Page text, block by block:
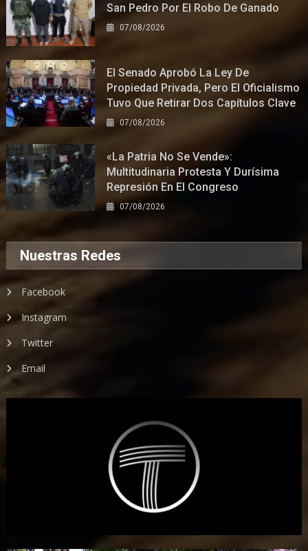
San Pedro Por El Robo De Ganado
07/08/2026
El Senado Aprobó La Ley De
Propiedad Privada, Pero El Oficialismo
Tuvo Que Retirar Dos Capítulos Clave
07/08/2026
«La Patria No Se Vende»:
Multitudinaria Protesta Y Durísima
Represión En El Congreso
07/08/2026
Nuestras Redes
Facebook
Instagram
Twitter
Email